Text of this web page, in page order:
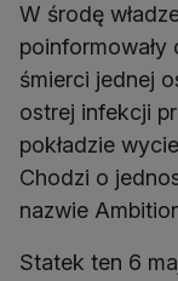
W środę
śmierci jednej
ostrej infekcji
pokładzie
Chodzi o
nazwie
Statek ten 6